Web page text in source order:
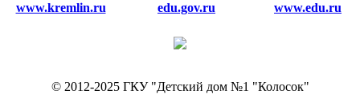
www.kremlin.ru edu.gov.ru www.edu.ru
© 2012-2025 ГКУ "Детский дом №1 "Колосок"